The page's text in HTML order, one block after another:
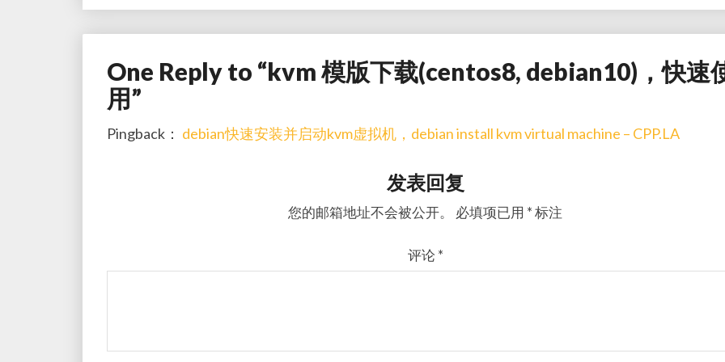
One Reply to “kvm 模版下载(centos8, debian10)，快速
用”
Pingback： debian快速安装并启动kvm虚拟机，debian install kvm virtual machine – CPP.LA
发表回复
您的邮箱地址不会被公开。 必填项已用 *标注
评论 *